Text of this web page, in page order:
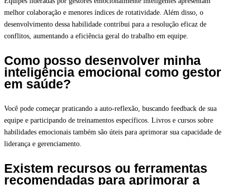
melhor colaboração e menores índices de rotatividade. Além disso, o
desenvolvimento dessa habilidade contribui para a resolução eficaz de
conflitos, aumentando a eficiência geral do trabalho em equipe.
Como posso desenvolver minha
inteligência emocional como gestor
em saúde?
Você pode começar praticando a auto-reflexão, buscando feedback de sua
equipe e participando de treinamentos específicos. Livros e cursos sobre
habilidades emocionais também são úteis para aprimorar sua capacidade de
liderança e gerenciamento.
Existem recursos ou ferramentas
recomendadas para aprimorar a